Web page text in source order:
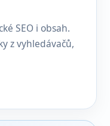
SEO i obsah.
z vyhledávačů,